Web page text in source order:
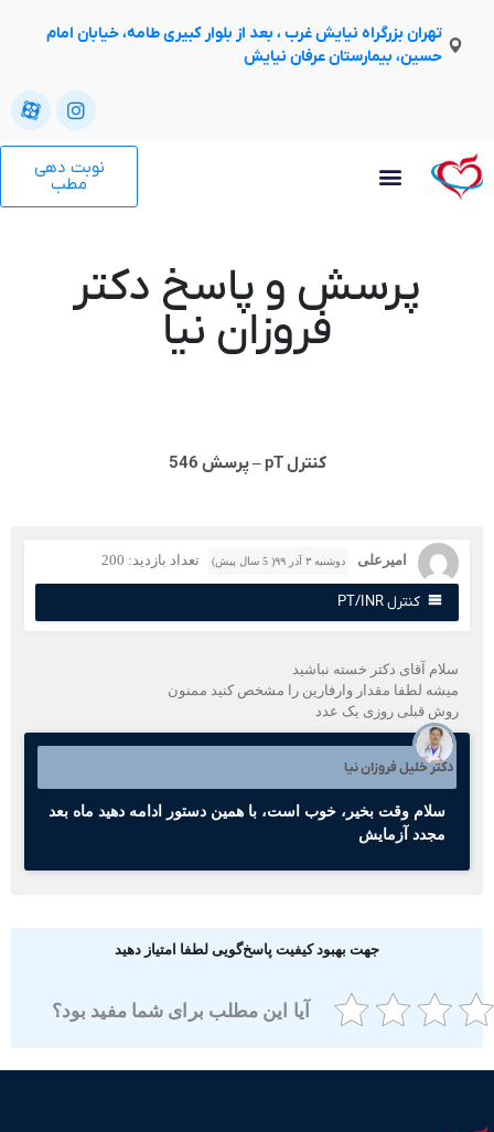
تهران بزرگراه نیایش غرب ، بعد از بلوار کبیری طامه، خیابان امام
حسین، بیمارستان عرفان نیایش
نوبت دهی
پرسش و پاسخ دکتر
فروزان نیا
کنترل pT – پرسش 546
امیرعلی دوشنبه ۳ آذر ۹۹( 5 سال پیش) تعداد بازدید: 200
کنترل PT/INR
آقای دکتر خسته نباشید
لطفا مقدار وارفارین را مشخص کنید ممنون
قبلی روزی یک عدد
دکتر خلیل فروزان نیا
سلام وقت بخیر، خوب است، با همین دستور ادامه دهید ماه بعد
مجدد آزمایش
جهت بهبود کیفیت پاسخ‌گویی لطفا امتیاز دهید
آیا این مطلب برای شما مفید بود؟